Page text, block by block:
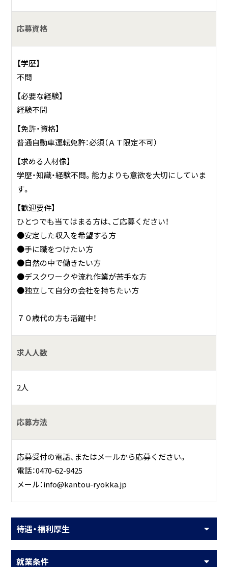
応募資格
【学歴】
不問
【必要な経験】
経験不問
【免許・資格】
普通自動車運転免許：必須（ＡＴ限定不可）
【求める人材像】
学歴・知識・経験不問。能力よりも意欲を大切にしていま
す。
【歓迎要件】
ひとつでも当てはまる方は、ご応募ください！
●安定した収入を希望する方
●手に職をつけたい方
●自然の中で働きたい方
●デスクワークや流れ作業が苦手な方
●独立して自分の会社を持ちたい方
７０歳代の方も活躍中！
求人人数
2人
応募方法
応募受付の電話、またはメールから応募ください。
電話：0470-62-9425
メール：info@kantou-ryokka.jp
待遇・福利厚生
就業条件